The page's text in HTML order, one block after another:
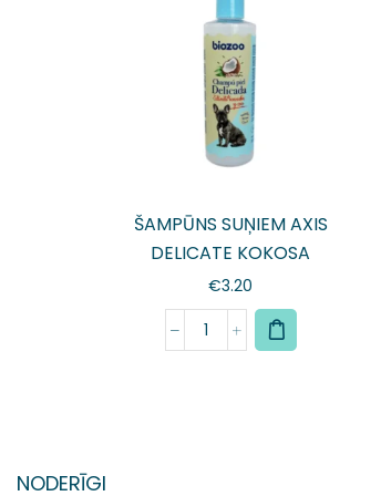
ŠAMPŪNS SUŅIEM AXIS
DELICATE KOKOSA
€3.20
NODERĪGI